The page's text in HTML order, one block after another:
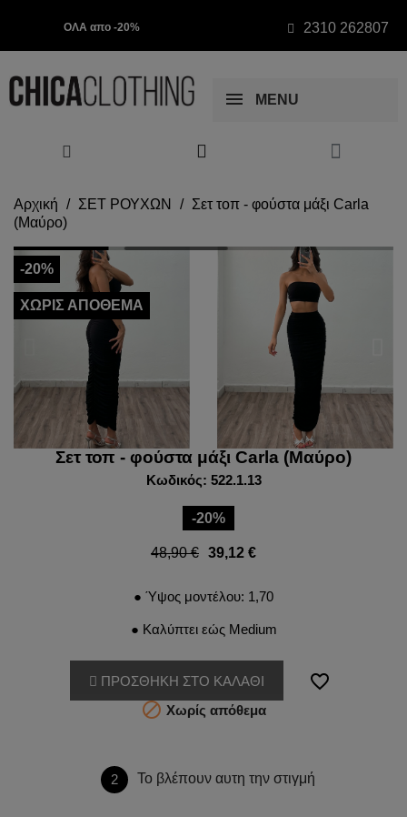
ΟΛΑ απο -20% 2310 262807
MENU
Αρχική ΣΕΤ ΡΟΥΧΩΝ
Σετ τοπ - φούστα μάξι Carla
(Μαύρο)
-20%
ΧΩΡΊΣ ΑΠΌΘΕΜΑ
Σετ τοπ - φούστα μάξι Carla (Μαύρο)
Κωδικός: 522.1.13
-20%
48,90 € 39,12 €
● Ύψος μοντέλου: 1,70
● Καλύπτει εώς Medium
ΠΡΟΣΘΗΚΗ ΣΤΟ ΚΑΛΑΘΙ
favorite_border
 Χωρίς απόθεμα
2 Το βλέπουν αυτη την στιγμή